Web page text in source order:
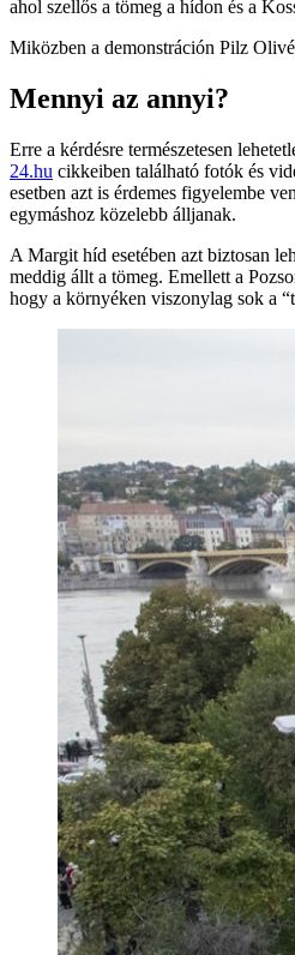
ahol szellős a tömeg a hídon és a
Miközben a demonstráción Pilz
Mennyi az annyi?
Erre a kérdésre természetesen
24.hu cikkeiben található fotók és
esetben azt is érdemes figyelembe
egymáshoz közelebb álljanak.
A Margit híd esetében azt biztosan
meddig állt a tömeg. Emellett a
hogy a környéken viszonylag sok a